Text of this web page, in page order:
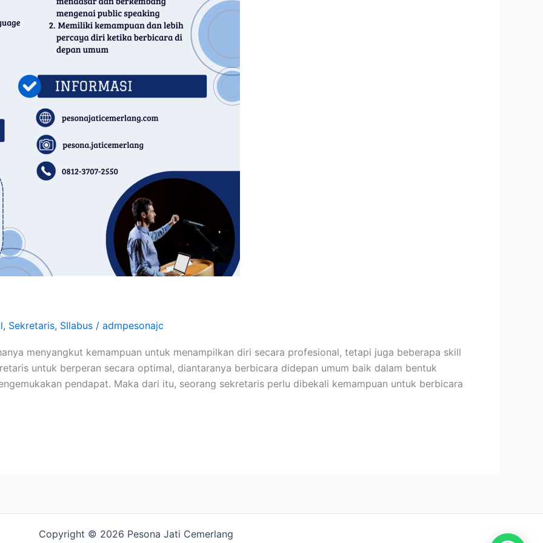
, Sekretaris, SIlabus / admpesonajc
menyangkut kemampuan untuk menampilkan diri secara profesional, tetapi juga beberapa skill
untuk berperan secara optimal, diantaranya berbicara didepan umum baik dalam bentuk
pendapat. Maka dari itu, seorang sekretaris perlu dibekali kemampuan untuk berbicara
Copyright © 2026 Pesona Jati Cemerlang